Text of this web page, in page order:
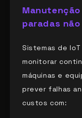
paradas
Sistemas de
monitorar
máquinas e
prever falhas
custos com: